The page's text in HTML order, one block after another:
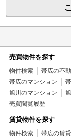
売買物件を探す
物件検索 帯広の不
帯広のマンション
旭川のマンション
売買閲覧履歴
賃貸物件を探す
物件検索 帯広の賃貸